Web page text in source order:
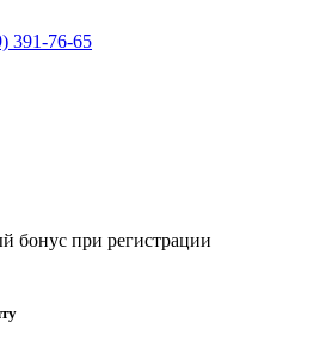
391-76-65
бонус при регистрации